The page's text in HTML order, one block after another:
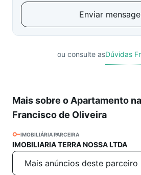
Enviar
ou consulte asDúvidas
Mais sobre o Apartamento
Francisco de Oliveira
IMOBILIÁRIA PARCEIRA
IMOBILIARIA TERRA NOSSA LTDA
Mais anúncios deste parceiro